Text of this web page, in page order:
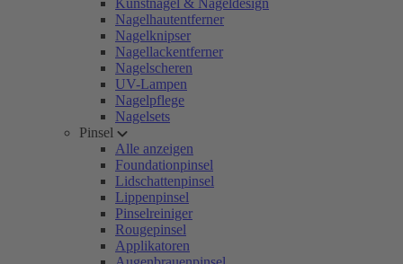
Kunstnägel & Nageldesign
Nagelhautentferner
Nagelknipser
Nagellackentferner
Nagelscheren
UV-Lampen
Nagelpflege
Nagelsets
Pinsel
Alle anzeigen
Foundationpinsel
Lidschattenpinsel
Lippenpinsel
Pinselreiniger
Rougepinsel
Applikatoren